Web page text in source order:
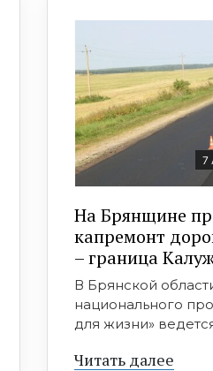
7
На Брянщине
капремонт
– граница
В Брянской
национального
для жизни»
Читать далее